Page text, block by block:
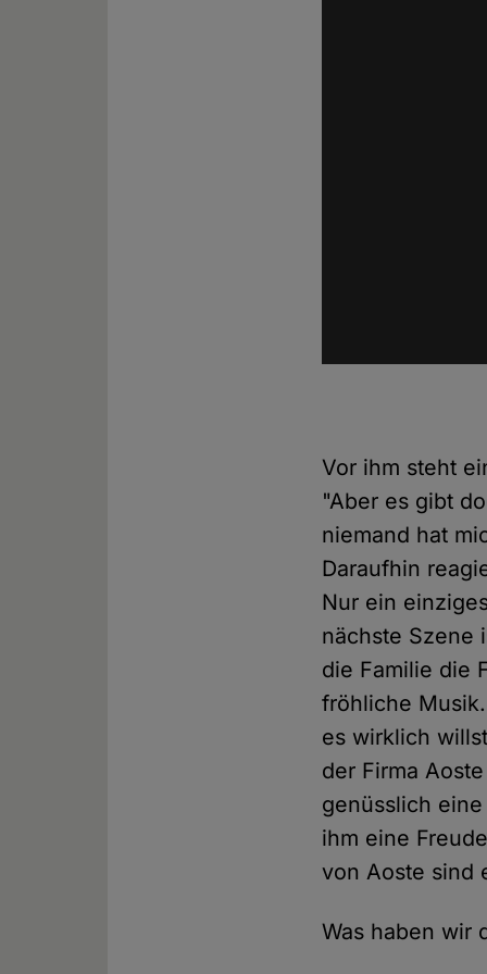
Vor ihm steht
"Aber es gibt
niemand hat
Daraufhin
Nur ein
nächste Szene
die Familie die
fröhliche
es wirklich
der Firma
genüsslich
ihm eine
von Aoste sind
Was haben wir